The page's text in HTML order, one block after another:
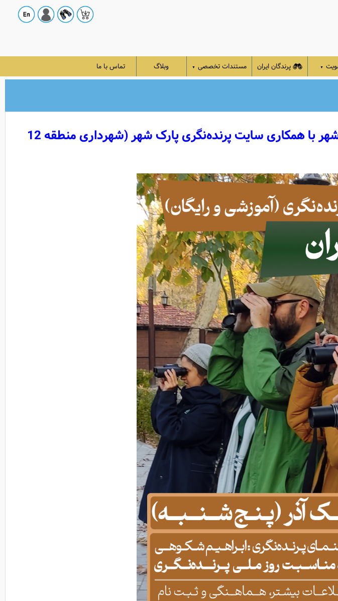
▼ پرندگان ایران مستندات تخصصی ▼ وبلاگ تماس با ما
شصت و نهمین برنامه ترویج پرنده‌نگری (آموزشی و رایگان) در پارک شهر با همکاری سایت پرنده‌نگری پارک شهر (شهرداری منطقه 12